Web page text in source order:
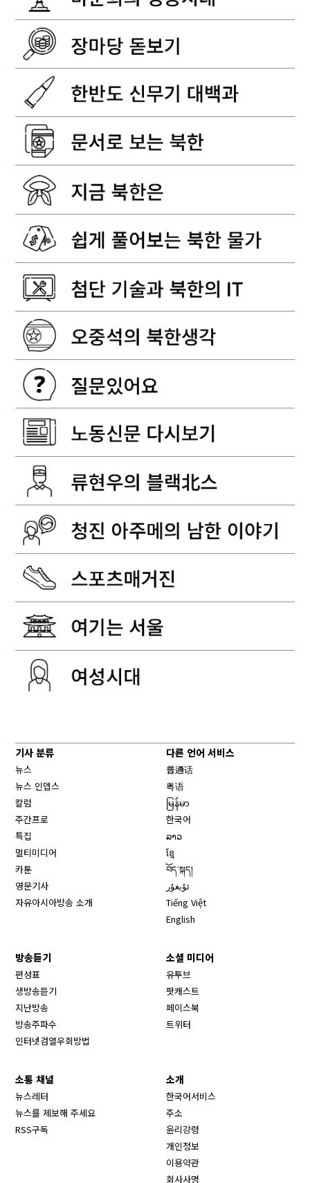
기사 분류
뉴스
뉴스 인뎁스
칼럼
주간프로
특집
멀티미디어
카툰
영문기사
자유아시아방송 소개
다른 언어 서비스
普通话
粤语
မြန်မာ
한국어
ລາວ
ខ្មែ
བོད་སྐད།
ئۇيغۇر
Tiếng Việt
English
방송듣기
편성표
생방송듣기
지난방송
방송주파수
인터넷검열우회방법
소셜 미디어
유투브
팟캐스트
페이스북
트위터
소통 채널
뉴스레터
뉴스를 제보해 주세요
RSS구독
소개
한국어서비스
주소
윤리강령
개인정보
이용약관
회사사명